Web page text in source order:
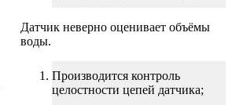
Датчик неверно оценивает объёмы
воды.
Производится контроль
целостности цепей датчика;